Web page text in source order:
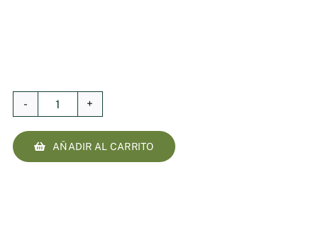
Desodorante
100%
natural,
AÑADIR AL CARRITO